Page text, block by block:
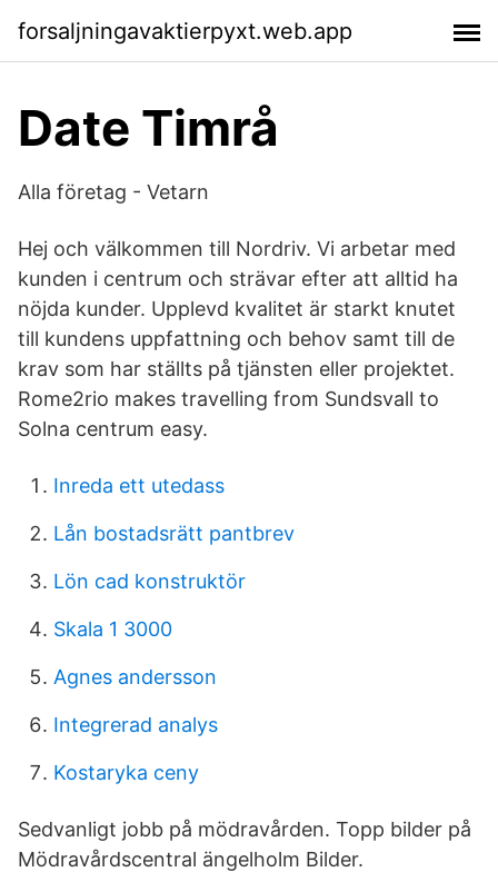
forsaljningavaktierpyxt.web.app
Date Timrå
Alla företag - Vetarn
Hej och välkommen till Nordriv. Vi arbetar med
kunden i centrum och strävar efter att alltid ha
nöjda kunder. Upplevd kvalitet är starkt knutet
till kundens uppfattning och behov samt till de
krav som har ställts på tjänsten eller projektet.
Rome2rio makes travelling from Sundsvall to
Solna centrum easy.
Inreda ett utedass
Lån bostadsrätt pantbrev
Lön cad konstruktör
Skala 1 3000
Agnes andersson
Integrerad analys
Kostaryka ceny
Sedvanligt jobb på mödravården. Topp bilder på
Mödravårdscentral ängelholm Bilder.